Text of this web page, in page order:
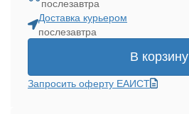
послезавтра
Доставка курьером
послезавтра
В корзину
Запросить оферту ЕАИСТ